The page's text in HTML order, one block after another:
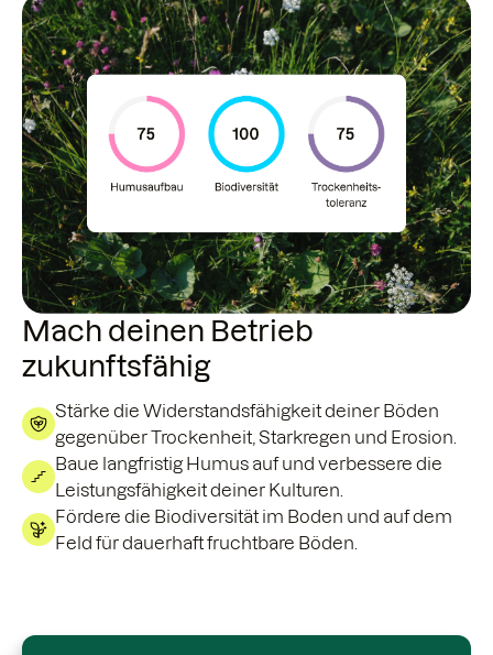
Mach deinen Betrieb
zukunftsfähig
Stärke die Widerstandsfähigkeit deiner Böden
gegenüber Trockenheit, Starkregen und Erosion.
Baue langfristig Humus auf und verbessere die
Leistungsfähigkeit deiner Kulturen.
Fördere die Biodiversität im Boden und auf dem
Feld für dauerhaft fruchtbare Böden.